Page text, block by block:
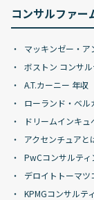
コンサルファー
マッキンゼー・
ボストン コンサ
A.T.カーニー 年収
ローランド・ベル
ドリームインキュ
アクセンチュアと
PwCコンサルティ
デロイトトーマツ
KPMGコンサルテ